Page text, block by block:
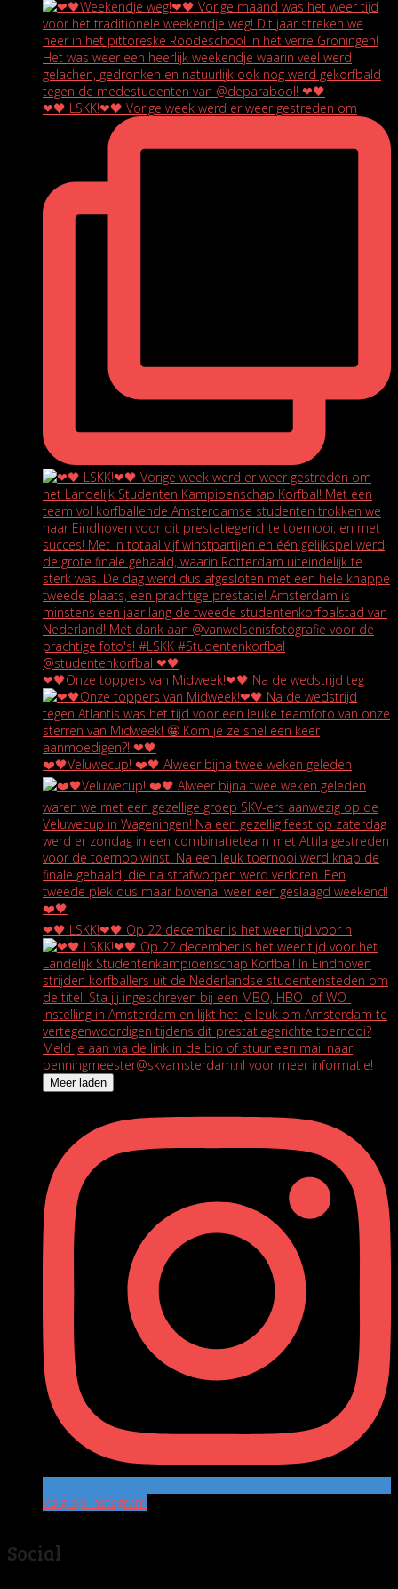
❤🖤 LSKK!❤🖤 Vorige week werd er weer gestreden om
❤🖤Onze toppers van Midweek!❤🖤 Na de wedstrijd teg
❤️🖤Veluwecup! ❤️🖤 Alweer bijna twee weken geleden
❤🖤 LSKK!❤🖤 Op 22 december is het weer tijd voor h
Meer laden
Volg op Instagram
Social